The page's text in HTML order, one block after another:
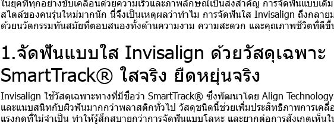
ในยุคที่ทุกอย่างขับเคลื่อนด้วยความเร็วและภาพลักษณ์เป็นสิ่งสำคัญ การจัดฟันแบบเดิ
สไตล์ของคนรุ่นใหม่มากนัก นี่จึงเป็นเหตุผลว่าทำไม การจัดฟันใส Invisalign ถึงกลาย
ด้วยนวัตกรรมทันสมัยที่ตอบสนองทั้งด้านความงาม ความสะดวก และคุณภาพชีวิตที่ดีขึ้
1.จัดฟันแบบใส Invisalign ด้วยวัสดุเฉพาะ
SmartTrack® ใสจริง ยืดหยุ่นจริง
Invisalign ใช้วัสดุเฉพาะทางที่มีชื่อว่า SmartTrack® ซึ่งพัฒนาโดย Align
และแนบสนิทกับผิวฟันมากกว่าพลาสติกทั่วไป วัสดุชนิดนี้ช่วยเพิ่มประสิทธิภาพการเค
แรงกดที่ไม่จำเป็น ทำให้รู้สึกสบายกว่าการจัดฟันแบบโลหะ และยากต่อการสังเกตเห็นใ